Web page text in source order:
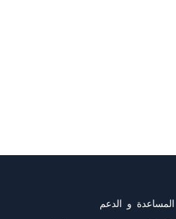
المساعدة و الدعم